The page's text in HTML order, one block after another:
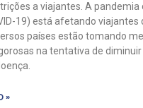
a viajantes. A pandemia
19) está afetando viajantes
países estão tomando
na tentativa de diminuir
»